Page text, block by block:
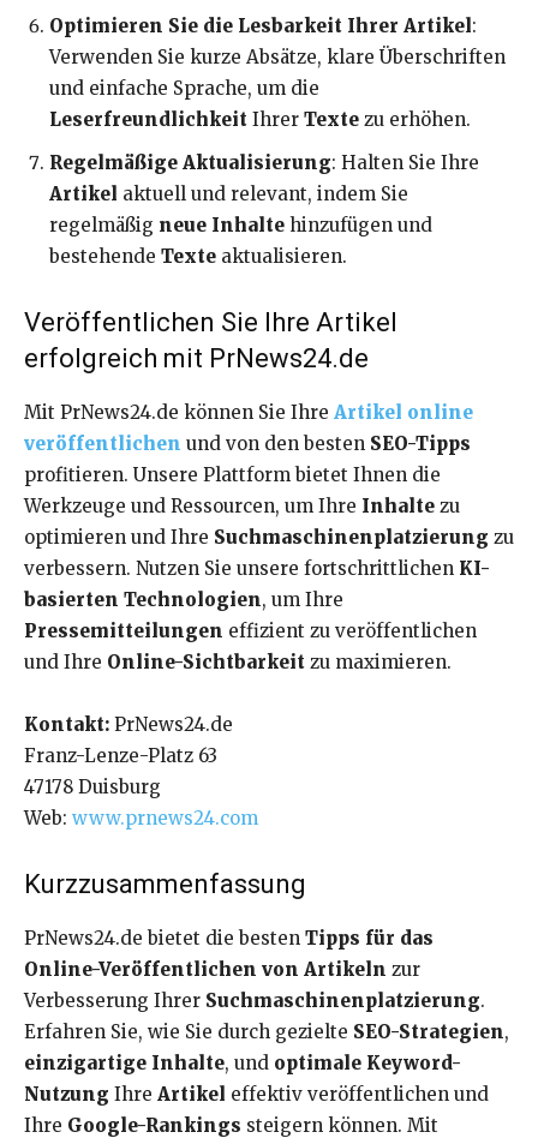
Optimieren Sie die Lesbarkeit Ihrer Artikel:
Verwenden Sie kurze Absätze, klare Überschriften
und einfache Sprache, um die
Leserfreundlichkeit Ihrer Texte zu erhöhen.
Regelmäßige Aktualisierung: Halten Sie Ihre
Artikel aktuell und relevant, indem Sie
regelmäßig neue Inhalte hinzufügen und
bestehende Texte aktualisieren.
Veröffentlichen Sie Ihre Artikel
erfolgreich mit PrNews24.de
Mit PrNews24.de können Sie Ihre Artikel online
veröffentlichen und von den besten SEO-Tipps
profitieren. Unsere Plattform bietet Ihnen die
Werkzeuge und Ressourcen, um Ihre Inhalte zu
optimieren und Ihre Suchmaschinenplatzierung zu
verbessern. Nutzen Sie unsere fortschrittlichen KI-
basierten Technologien, um Ihre
Pressemitteilungen effizient zu veröffentlichen
und Ihre Online-Sichtbarkeit zu maximieren.
Kontakt: PrNews24.de
Franz-Lenze-Platz 63
47178 Duisburg
Web: www.prnews24.com
Kurzzusammenfassung
PrNews24.de bietet die besten Tipps für das
Online-Veröffentlichen von Artikeln zur
Verbesserung Ihrer Suchmaschinenplatzierung.
Erfahren Sie, wie Sie durch gezielte SEO-Strategien,
einzigartige Inhalte, und optimale Keyword-
Nutzung Ihre Artikel effektiv veröffentlichen und
Ihre Google-Rankings steigern können. Mit